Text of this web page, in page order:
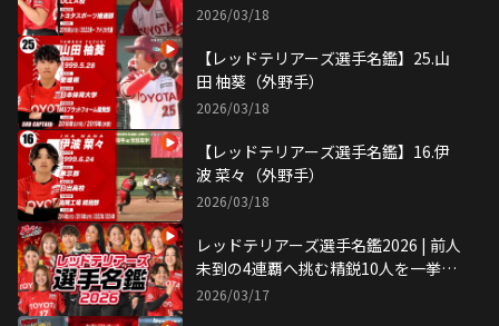
2026/03/18
【レッドテリアーズ選手名鑑】25.山
田 柚葵（外野手）
2026/03/18
【レッドテリアーズ選手名鑑】16.伊
波 菜々（外野手）
2026/03/18
レッドテリアーズ選手名鑑2026 | 前人
未到の4連覇へ挑む精鋭10人を一挙紹
介！
2026/03/17